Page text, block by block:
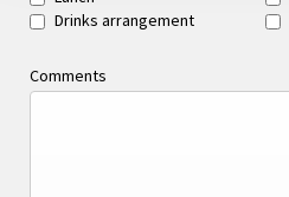
Drinks arrangement
Comments